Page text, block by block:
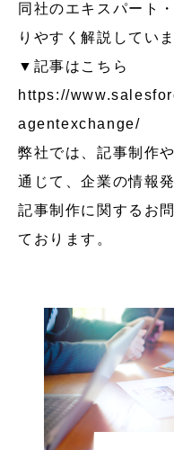
同社のエキスパート
りやすく解説していま
▼記事はこちら
https://
agentexchange/
弊社では、記事制作
通じて、企業の情報
記事制作に関するお
ております。